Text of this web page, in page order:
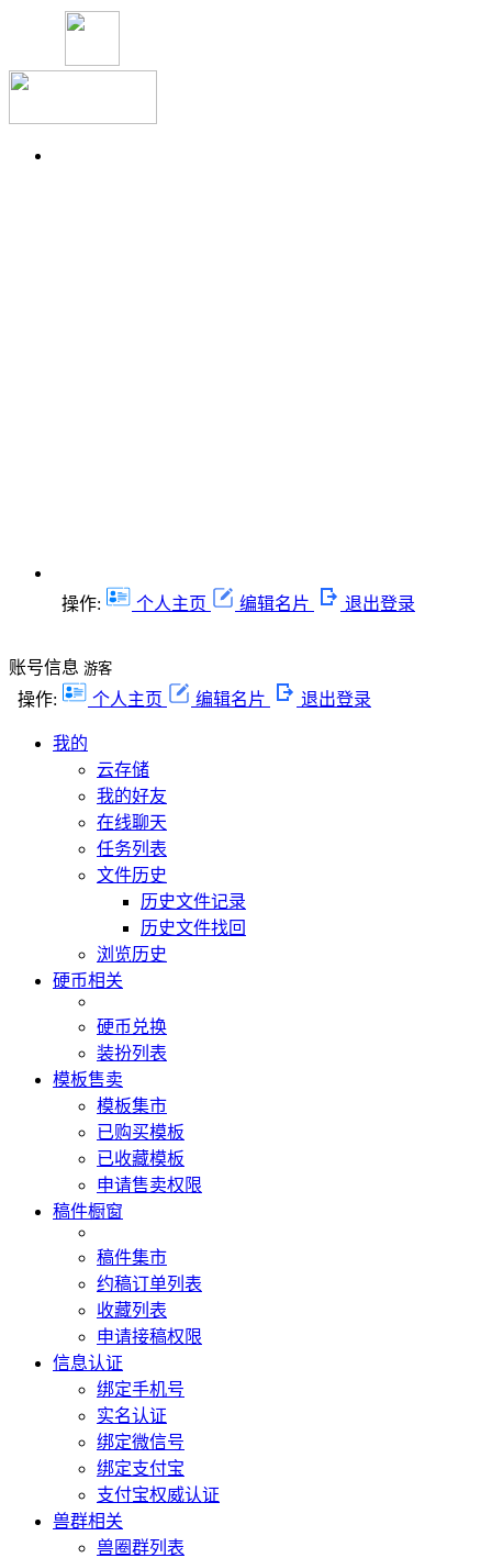
操作: 个人主页 编辑名片 退出登录
账号信息 游客
操作: 个人主页 编辑名片 退出登录
我的
云存储
我的好友
在线聊天
任务列表
文件历史
历史文件记录
历史文件找回
浏览历史
硬币相关
硬币兑换
装扮列表
模板售卖
模板集市
已购买模板
已收藏模板
申请售卖权限
稿件橱窗
稿件集市
约稿订单列表
收藏列表
申请接稿权限
信息认证
绑定手机号
实名认证
绑定微信号
绑定支付宝
支付宝权威认证
兽群相关
兽圈群列表